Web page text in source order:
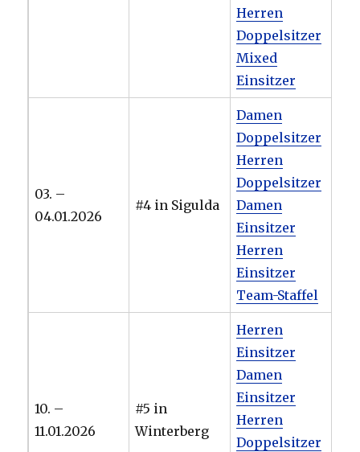
Herren
Doppelsitzer
Mixed
Einsitzer
03. –
04.01.2026
#4 in Sigulda
Damen
Doppelsitzer
Herren
Doppelsitzer
Damen
Einsitzer
Herren
Einsitzer
Team-Staffel
10. –
11.01.2026
#5 in
Winterberg
Herren
Einsitzer
Damen
Einsitzer
Herren
Doppelsitzer